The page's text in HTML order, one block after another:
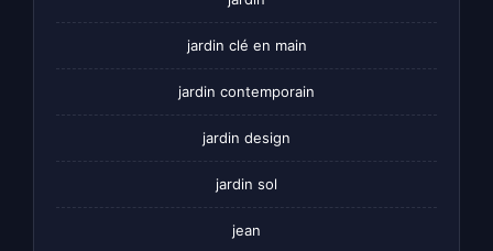
jardin clé en main
jardin contemporain
jardin design
jardin sol
jean